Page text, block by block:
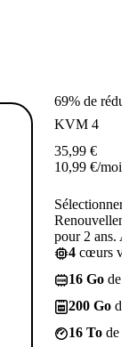
69% de
KVM 4
35,99 €
10,99 €/mois
Sélectionner
pour 2 ans.
4 cœurs
16 Go de
200 Go
16 To de